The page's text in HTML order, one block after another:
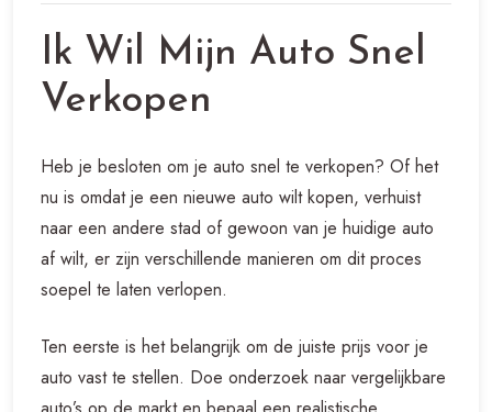
Ik Wil Mijn Auto Snel
Verkopen
Heb je besloten om je auto snel te verkopen? Of het
nu is omdat je een nieuwe auto wilt kopen, verhuist
naar een andere stad of gewoon van je huidige auto
af wilt, er zijn verschillende manieren om dit proces
soepel te laten verlopen.
Ten eerste is het belangrijk om de juiste prijs voor je
auto vast te stellen. Doe onderzoek naar vergelijkbare